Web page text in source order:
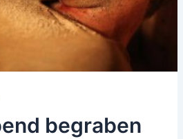
begraben